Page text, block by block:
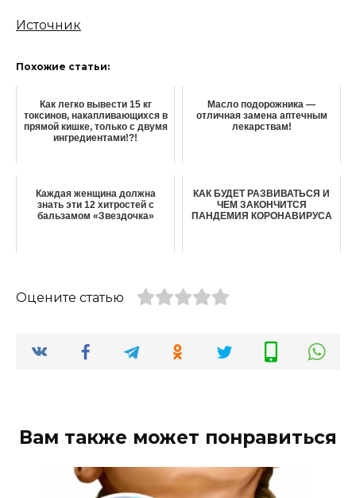
Источник
Похожие статьи:
Как легко вывести 15 кг
токсинов, накапливающихся в
прямой кишке, только с двумя
ингредиентами!?!
Масло подорожника —
отличная замена аптечным
лекарствам!
Каждая женщина должна
знать эти 12 хитростей с
бальзамом «Звездочка»
КАК БУДЕТ РАЗВИВАТЬСЯ И
ЧЕМ ЗАКОНЧИТСЯ
ПАНДЕМИЯ КОРОНАВИРУСА
Оцените статью
Вам также может понравиться